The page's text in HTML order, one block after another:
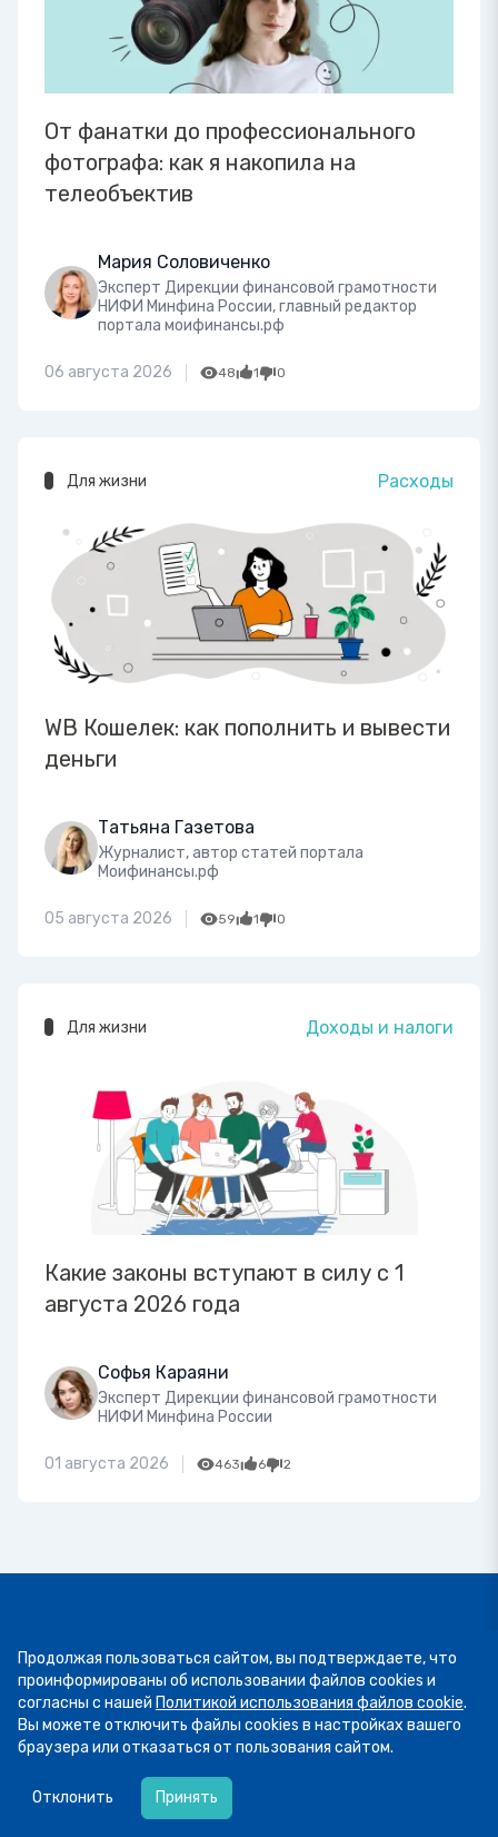
От фанатки до профессионального
фотографа: как я накопила на
телеобъектив
Мария Соловиченко
Эксперт Дирекции финансовой грамотности
НИФИ Минфина России, главный редактор
портала моифинансы.рф
06 августа 2026 48 1 0
Для жизни Расходы
WB Кошелек: как пополнить и вывести
деньги
Татьяна Газетова
Журналист, автор статей портала
Моифинансы.рф
05 августа 2026 59 1 0
Для жизни Доходы и налоги
Какие законы вступают в силу с 1
августа 2026 года
Софья Караяни
Эксперт Дирекции финансовой грамотности
НИФИ Минфина России
01 августа 2026 463 6 2
Сегодня рассказываем о курсе «Семейный
бюджет – как управлять общими деньгами в
Продолжая пользоваться сайтом, вы подтверждаете, что
проинформированы об использовании файлов cookies и
согласны с нашей Политикой использования файлов cookie.
Вы можете отключить файлы cookies в настройках вашего
браузера или отказаться от пользования сайтом.
Отклонить Принять